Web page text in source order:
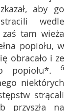
aby go
wedle
zaś tam wieża
popiołu, w
obracało i ze
popiołu*. 6
niektórych
strącali
przyszła na